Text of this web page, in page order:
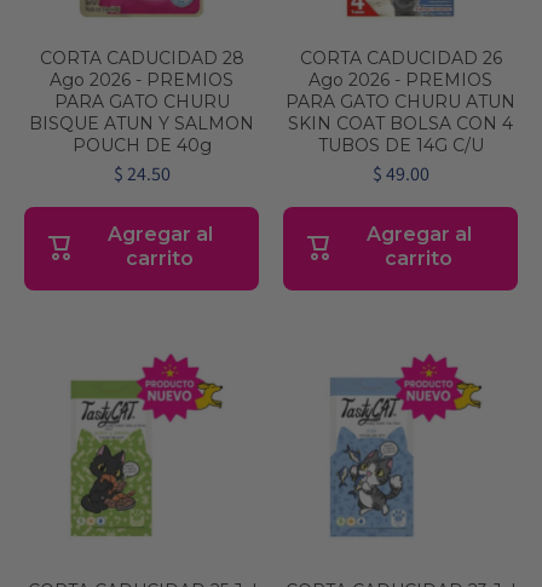
CORTA CADUCIDAD 28
Ago 2026 - PREMIOS
PARA GATO CHURU
BISQUE ATUN Y SALMON
POUCH DE 40g
$ 24.50
Agregar al
carrito
CORTA CADUCIDAD 26
Ago 2026 - PREMIOS
PARA GATO CHURU ATUN
SKIN COAT BOLSA CON 4
TUBOS DE 14G C/U
$ 49.00
Agregar al
carrito